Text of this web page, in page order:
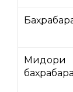
Миқдори